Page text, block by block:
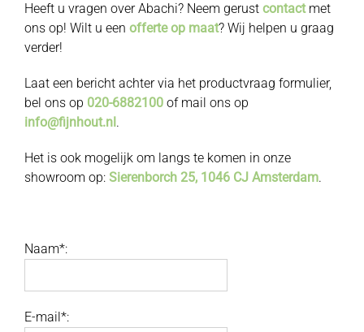
Heeft u vragen over Abachi? Neem gerust contactmet
ons op! Wilt u een offerte op maat? Wij helpen u graag
verder!
Laat een bericht achter via het productvraag formulier,
bel ons op 020-6882100of mail ons op
info@fijnhout.nl.
Het is ook mogelijk om langs te komen in onze
showroom op: Sierenborch 25, 1046 CJ Amsterdam.
Naam*:
E-mail*: